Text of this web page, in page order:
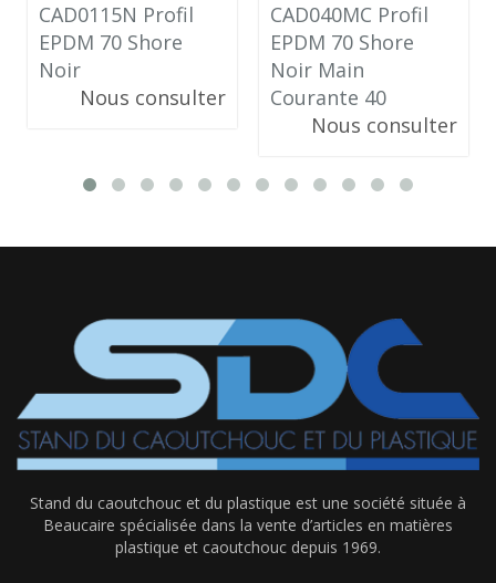
CAD0115N Profil
EPDM 70 Shore
Noir
Nous consulter
CAD040MC Profil
EPDM 70 Shore
Noir Main
Courante 40
Nous consulter
Stand du caoutchouc et du plastique est une société située à
Beaucaire spécialisée dans la vente d’articles en matières
plastique et caoutchouc depuis 1969.